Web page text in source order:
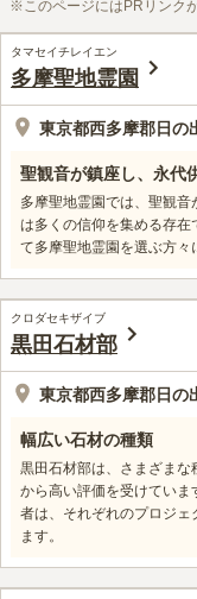
※このページにはPRリンク
タマセイチレイエン
多摩聖地霊園
東京都西多摩郡日の
聖観音が鎮座し、永代
多摩聖地霊園では、聖観
は多くの信仰を集める存在
て多摩聖地霊園を選ぶ方々
クロダセキザイブ
黒田石材部
東京都西多摩郡日の
幅広い石材の種類
黒田石材部は、さまざま
から高い評価を受けてい
者は、それぞれのプロジェ
ます。